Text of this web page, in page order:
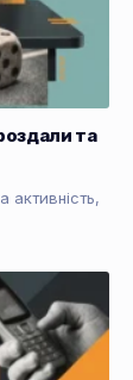
та
активність,